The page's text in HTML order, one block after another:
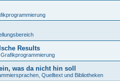
Results
Grafikprogrammierung
was da nicht hin soll
Quelltext und Bibliotheken